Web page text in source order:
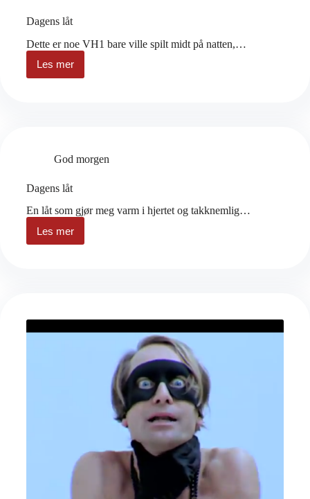
Dagens låt
Dette er noe VH1 bare ville spilt midt på natten,…
Les mer
Dagens
låt
God morgen
Dagens låt
En låt som gjør meg varm i hjertet og takknemlig…
Les mer
Dagens
låt